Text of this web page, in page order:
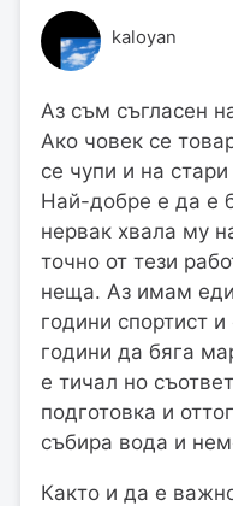
kaloyan
Аз съм съгласен
Ако човек се
се чупи и на
Най-добре е да е
нервак хвала му
точно от тези
неща. Аз имам
години спортист
години да бяга
е тичал но
подготовка и
събира вода и
Както и да е